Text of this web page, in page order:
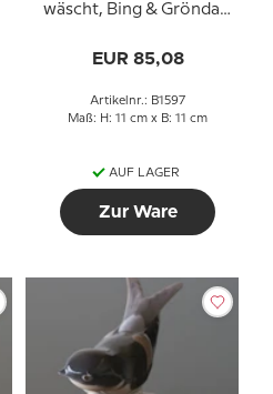
wäscht, Bing & Gröndahl
EUR 85,08
Artikelnr.: B1597
Maß: H: 11 cm x B: 11 cm
AUF LAGER
Zur Ware